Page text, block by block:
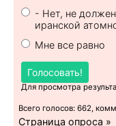
- Нет, не
иранской
Мне все равно
Голосовать!
Для просмотра
Всего голосов: 662,
Страница опроса »